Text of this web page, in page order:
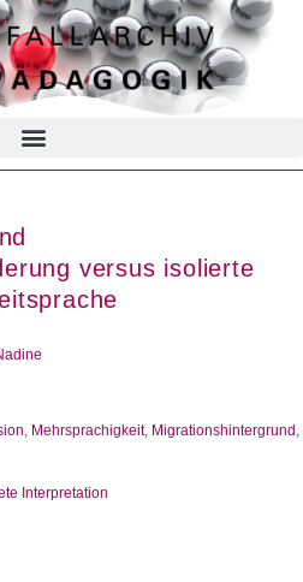
versus isolierte
Mehrsprachigkeit, Migrationshintergrund
Interpretation